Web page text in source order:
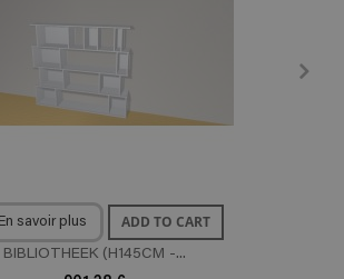
En savoir plus ADD TO CART
BIBLIOTHEEK (H145CM -...